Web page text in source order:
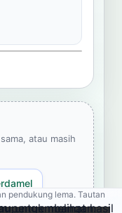
pendukung lema. Tautan
pengembangan.
untuk melihat hasil
atau masih